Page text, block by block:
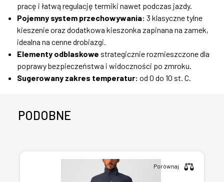
pracę i łatwą regulację termiki nawet podczas jazdy.
Pojemny system przechowywania: 3 klasyczne tylne
kieszenie oraz dodatkowa kieszonka zapinana na zamek,
idealna na cenne drobiazgi.
Elementy odblaskowe strategicznie rozmieszczone dla
poprawy bezpieczeństwa i widoczności po zmroku.
Sugerowany zakres temperatur: od 0 do 10 st. C.
PODOBNE
Porównaj